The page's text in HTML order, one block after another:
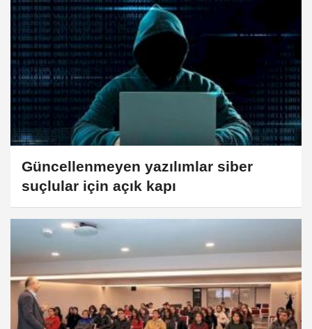
Güncellenmeyen yazılımlar siber
suçlular için açık kapı